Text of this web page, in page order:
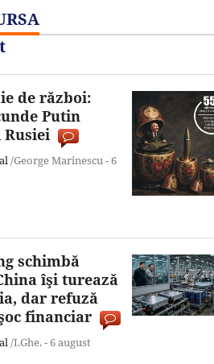
de război:
Putin
/George Marinescu -6
schimbă
îşi turează
dar refuză
financiar
/I.Ghe. -6 august